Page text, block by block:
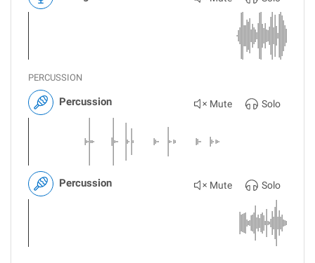
PERCUSSION
Percussion Mute Solo
Percussion Mute Solo